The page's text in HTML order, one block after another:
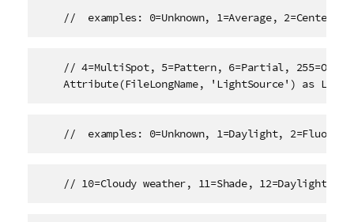
//  examples: 0=Unknown, 1=Average,
// 4=MultiSpot, 5=Pattern, 6=Partial,
Attribute(FileLongName, 'LightSource') as
//  examples: 0=Unknown, 1=Daylight,
// 10=Cloudy weather, 11=Shade, 12=Daylight